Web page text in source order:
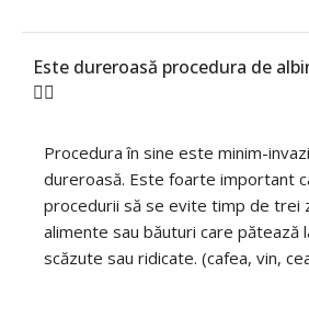
Este dureroasă procedura de
Procedura în sine este minim-
dureroasă. Este foarte important
procedurii să se evite timp de trei
alimente sau băuturi care pătează
scăzute sau ridicate. (cafea, vin,